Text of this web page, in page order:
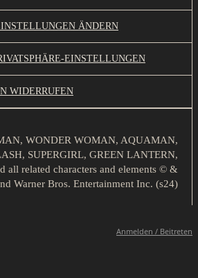
ÄNDERN
EINSTELLUNGEN
WIDERRUFEN
WONDER WOMAN, AQUAMAN,
SUPERGIRL, GREEN LANTERN,
all related characters and elements © &
Warner Bros. Entertainment Inc. (s24)
Anmelden / Beitreten